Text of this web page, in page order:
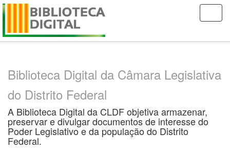
Skip
Biblioteca Digital da Câmara Legislativa
do Distrito Federal
A Biblioteca Digital da CLDF objetiva armazenar,
preservar e divulgar documentos de interesse do
Poder Legislativo e da população do Distrito
Federal.